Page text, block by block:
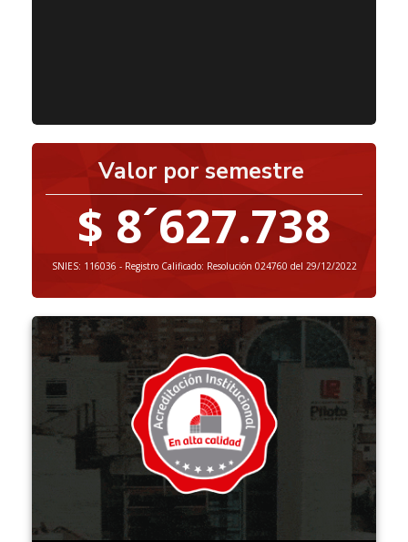
Valor por semestre
$ 8´627.738
SNIES: 116036 - Registro Calificado: Resolución 024760 del 29/12/2022